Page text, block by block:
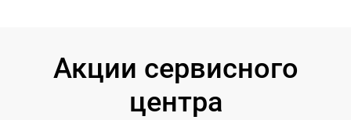
Акции сервисного
центра